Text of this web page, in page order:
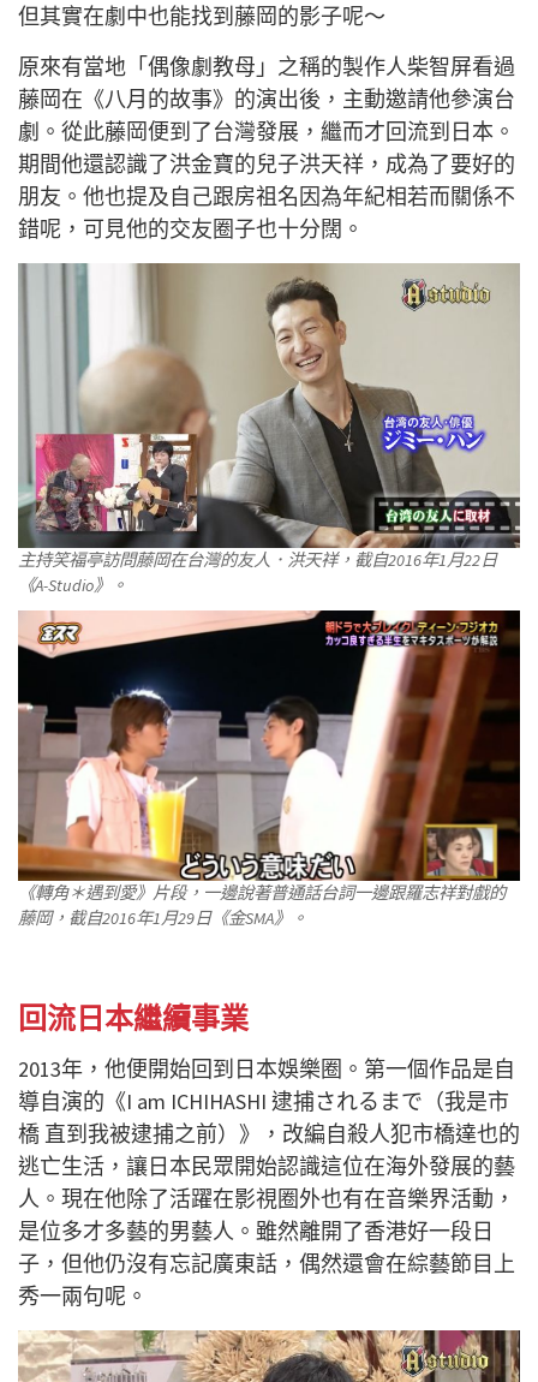
但其實在劇中也能找到藤岡的影子呢～
原來有當地「偶像劇教母」之稱的製作人柴智屏看過
藤岡在《八月的故事》的演出後，主動邀請他參演台
劇。從此藤岡便到了台灣發展，繼而才回流到日本。
期間他還認識了洪金寶的兒子洪天祥，成為了要好的
朋友。他也提及自己跟房祖名因為年紀相若而關係不
錯呢，可見他的交友圈子也十分闊。
主持笑福亭訪問藤岡在台灣的友人．洪天祥，截自2016年1月22日
《A-Studio》。
《轉角＊遇到愛》片段，一邊說著普通話台詞一邊跟羅志祥對戲的
藤岡，截自2016年1月29日《金SMA》。
回流日本繼續事業
2013年，他便開始回到日本娛樂圈。第一個作品是自
導自演的《I am ICHIHASHI 逮捕されるまで（我是市
橋 直到我被逮捕之前）》，改編自殺人犯市橋達也的
逃亡生活，讓日本民眾開始認識這位在海外發展的藝
人。現在他除了活躍在影視圈外也有在音樂界活動，
是位多才多藝的男藝人。雖然離開了香港好一段日
子，但他仍沒有忘記廣東話，偶然還會在綜藝節目上
秀一兩句呢。